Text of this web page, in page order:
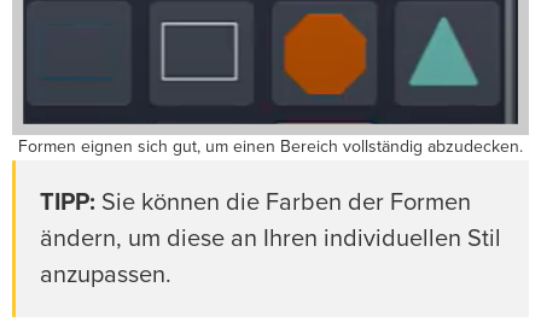
Formen eignen sich gut, um einen Bereich vollständig abzudecken.
TIPP: Sie können die Farben der Formen
ändern, um diese an Ihren individuellen Stil
anzupassen.